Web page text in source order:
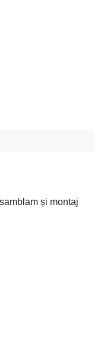
și montaj